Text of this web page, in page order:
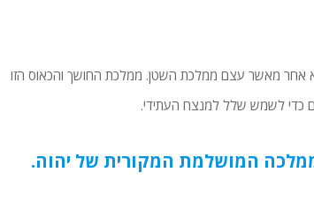
אחר מאשר עצם ממלכת השטן. ממלכת החושך והכאוס הזו
כדי לשמש שלל למנצח העתידי.